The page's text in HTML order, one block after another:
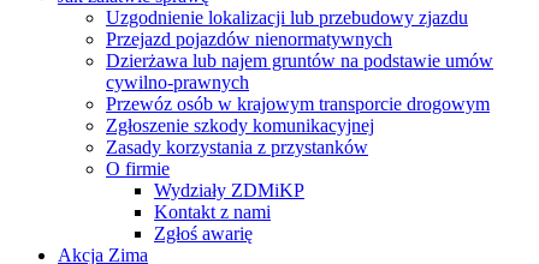
Uzgodnienie lokalizacji lub przebudowy zjazdu
Przejazd pojazdów nienormatywnych
Dzierżawa lub najem gruntów na podstawie umów
cywilno-prawnych
Przewóz osób w krajowym transporcie drogowym
Zgłoszenie szkody komunikacyjnej
Zasady korzystania z przystanków
O firmie
Wydziały ZDMiKP
Kontakt z nami
Zgłoś awarię
Akcja Zima